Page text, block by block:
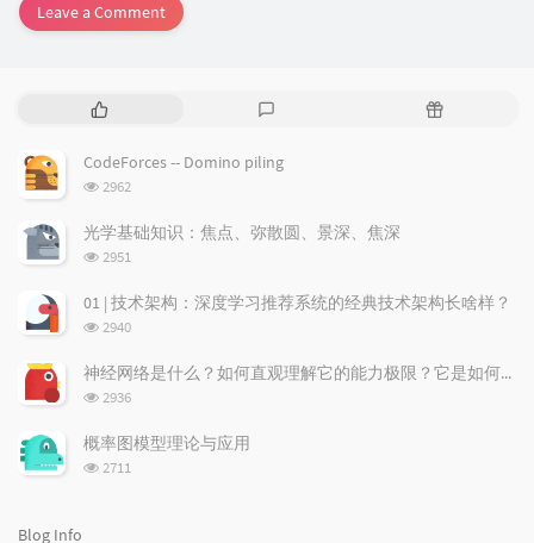
Leave a Comment
P
p
u
a
r
r
t
c
l
s
e
t
m
n
R
t
l
CodeForces -- Domino piling
浏
次
数:
2962
光学基础知识：焦点、弥散圆、景深、焦深
浏
次
数:
2951
01 | 技术架构：深度学习推荐系统的经典技术架构长啥样？
浏
次
数:
2940
神经网络是什么？如何直观理解它的能力极限？它是如何无限逼近真理？
浏
次
数:
2936
概率图模型理论与应用
浏
2711
Blog Info